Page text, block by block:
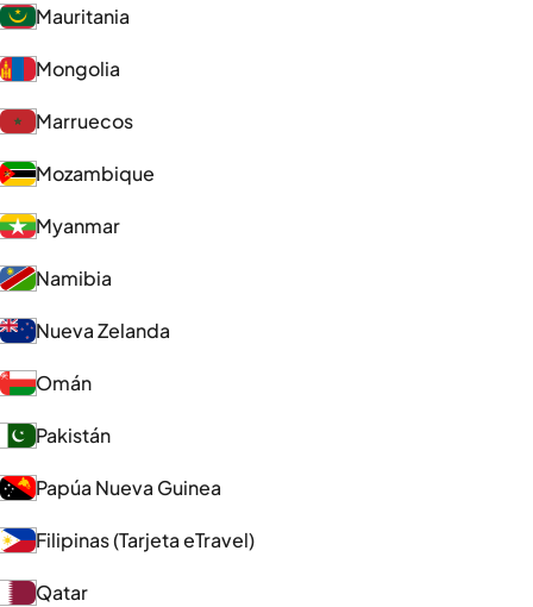
Mauritania
Mongolia
Marruecos
Mozambique
Myanmar
Namibia
Nueva Zelanda
Omán
Pakistán
Papúa Nueva Guinea
Filipinas (Tarjeta eTravel)
Qatar